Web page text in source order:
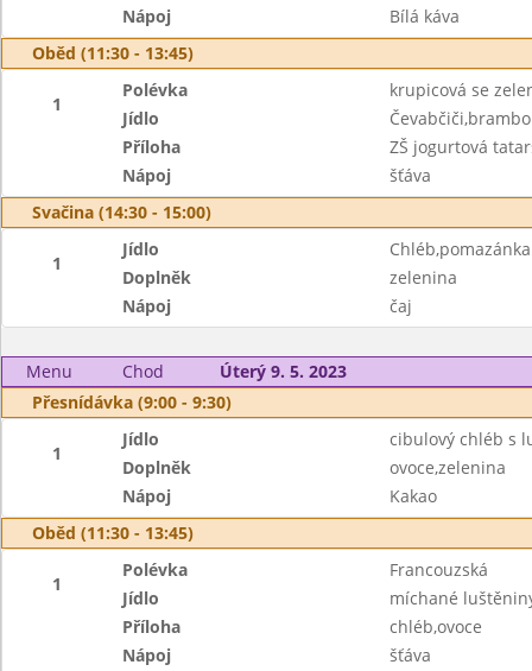
Nápoj
Bílá káva
Oběd (11:30 - 13:45)
1
Polévka
krupicová se
Jídlo
Příloha
ZŠ jogurtová
Nápoj
šťáva
Svačina (14:30 - 15:00)
1
Jídlo
Doplněk
zelenina
Nápoj
čaj
Menu Chod
Úterý 9. 5. 2023
Přesnídávka (9:00 - 9:30)
1
Jídlo
cibulový chléb s
Doplněk
ovoce,zelenina
Nápoj
Kakao
Oběd (11:30 - 13:45)
1
Polévka
Francouzská
Jídlo
míchané
Příloha
chléb,ovoce
Nápoj
šťáva